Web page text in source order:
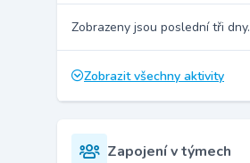
Zobrazeny jsou poslední tři dny.
Zobrazit všechny aktivity
Zapojení v týmech